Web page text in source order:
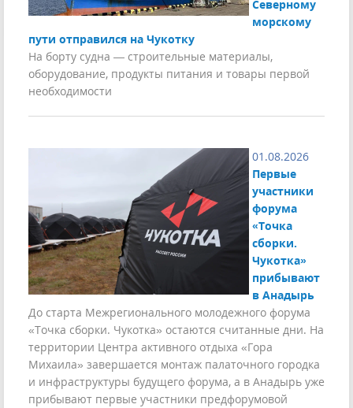
Северному
морскому
пути отправился на Чукотку
На борту судна — строительные материалы,
оборудование, продукты питания и товары первой
необходимости
01.08.2026
Первые
участники
форума
«Точка
сборки.
Чукотка»
прибывают
в Анадырь
До старта Межрегионального молодежного форума
«Точка сборки. Чукотка» остаются считанные дни. На
территории Центра активного отдыха «Гора
Михаила» завершается монтаж палаточного городка
и инфраструктуры будущего форума, а в Анадырь уже
прибывают первые участники предфорумовой